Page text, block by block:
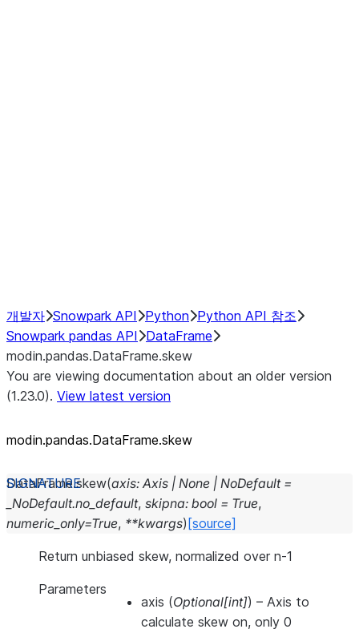
개발자 Snowpark API Python Python API 참조
Snowpark pandas API
DataFrame
modin.pandas.DataFrame.skew
You are viewing documentation about an older version
(1.23.0). View latest version
modin.pandas.DataFrame.skew
DataFrame.skew(axis: Axis | None | NoDefault =
_NoDefault.no_default, skipna: bool = True,
numeric_only=True, **kwargs) [source]
Return unbiased skew, normalized over n-1
Parameters
axis (Optional[int]) – Axis to
calculate skew on, only 0